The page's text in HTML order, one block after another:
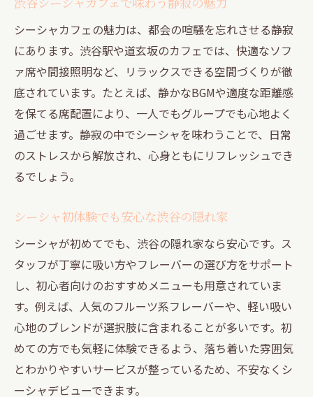
渋谷カフェ風隠れ家で深まるリラックス
シーシャ個室利用が叶える特別なひととき
道玄坂の静寂シーシャが支持される理由
静かな時間を叶えるシーシャ利用のコツ
渋谷シーシャで静かな時間を楽しむ秘訣
シーシャ利用時に押さえたいマナーとポイ
ント
隠れ家シーシャで快適に過ごす工夫
おいしいフレーバー選びで癒やし倍増
個室完備のシーシャで静寂を味わう方法
個室で楽しむ渋谷道玄坂シーシャの新提案
渋谷シーシャ個室の魅力と選び方ガイド
隠れ家感たっぷりの個室シーシャ体験記
個室シーシャで叶うプライベートな寛ぎ
渋谷シーシャで自分だけの空間を満喫
道玄坂個室シーシャのサービス活用術
シーシャカフェの魅力は、都会の喧騒を忘れさせる静寂
にあります。渋谷駅や道玄坂のカフェでは、快適なソフ
ァ席や間接照明など、リラックスできる空間づくりが徹
底されています。たとえば、静かなBGMや適度な距離感
を保てる席配置により、一人でもグループでも心地よく
過ごせます。静寂の中でシーシャを味わうことで、日常
のストレスから解放され、心身ともにリフレッシュでき
るでしょう。
シーシャ初体験でも安心な渋谷の隠れ家
シーシャが初めてでも、渋谷の隠れ家なら安心です。ス
タッフが丁寧に吸い方やフレーバーの選び方をサポート
し、初心者向けのおすすめメニューも用意されていま
す。例えば、人気のフルーツ系フレーバーや、軽い吸い
心地のブレンドが選択肢に含まれることが多いです。初
めての方でも気軽に体験できるよう、落ち着いた雰囲気
とわかりやすいサービスが整っているため、不安なくシ
ーシャデビューできます。